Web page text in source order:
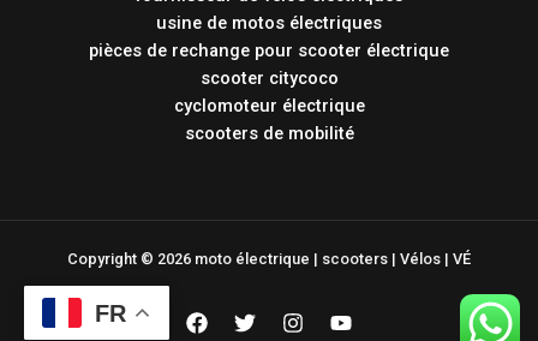
usine de motos électriques
pièces de rechange pour scooter électrique
scooter citycoco
cyclomoteur électrique
scooters de mobilité
Copyright © 2026 moto électrique | scooters | Vélos | VÉ
FR